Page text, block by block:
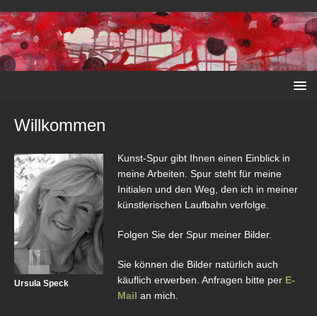
Willkommen
Ursula Speck
Kunst-Spur gibt Ihnen einen Einblick in
meine Arbeiten. Spur steht für meine
Initialen und den Weg, den ich in meiner
künstlerischen Laufbahn verfolge.
Folgen Sie der Spur meiner Bilder.
Sie können die Bilder natürlich auch
käuflich erwerben. Anfragen bitte per E-
Mail an mich.